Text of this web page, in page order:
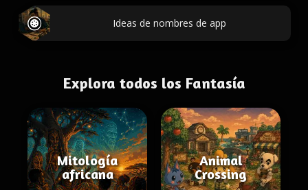
Ideas de nombres de app
Explora todos los Fantasía
Mitología
africana
Animal
Crossing